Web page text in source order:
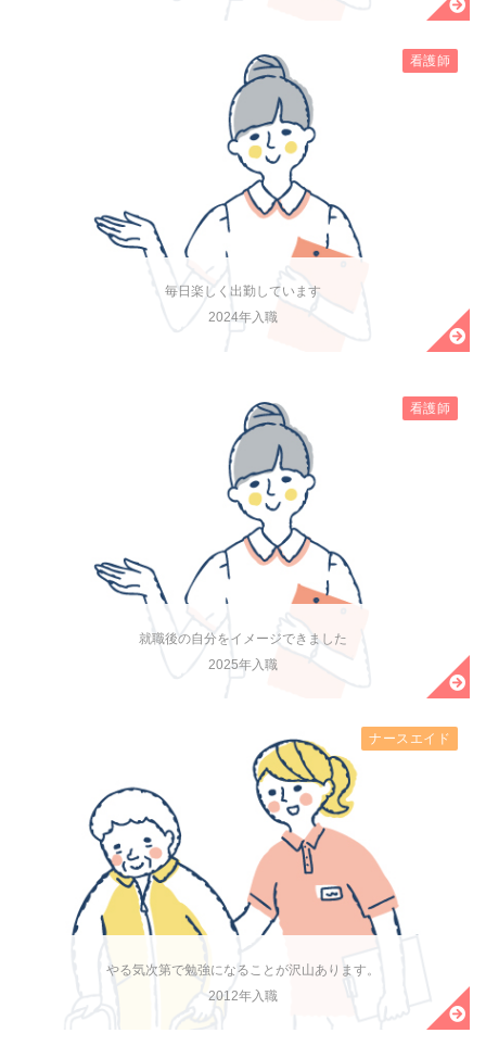
毎日楽しく出勤しています
2024年入職
看護師
就職後の自分をイメージできました
2025年入職
看護師
やる気次第で勉強になることが沢山あります。
2012年入職
ナースエイド